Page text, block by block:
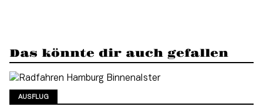
Das könnte dir auch gefallen
AUSFLUG